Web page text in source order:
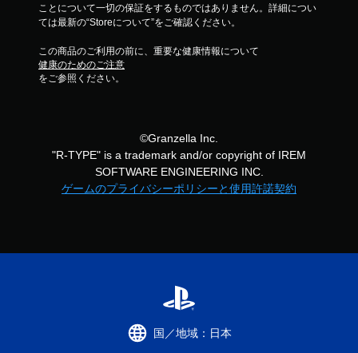
ことについて一切の保証をするものではありません。詳細につい
ては最新の“Storeについて”をご確認ください。
この商品のご利用の前に、重要な健康情報について
健康のためのご注意
をご参照ください。
©Granzella Inc.
"R-TYPE" is a trademark and/or copyright of IREM
SOFTWARE ENGINEERING INC.
ゲームのプライバシーポリシーと使用許諾契約
国／地域：日本